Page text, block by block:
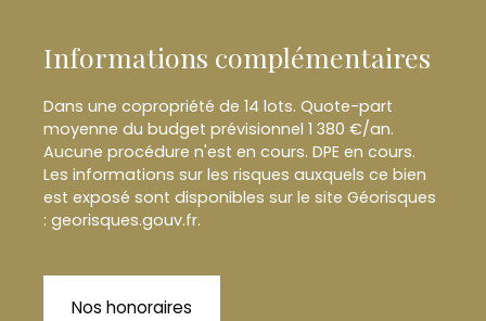
Informations complémentaires
Dans une copropriété de 14 lots. Quote-part
moyenne du budget prévisionnel 1 380 €/an.
Aucune procédure n'est en cours. DPE en cours.
Les informations sur les risques auxquels ce bien
est exposé sont disponibles sur le site Géorisques
: georisques.gouv.fr.
Nos honoraires